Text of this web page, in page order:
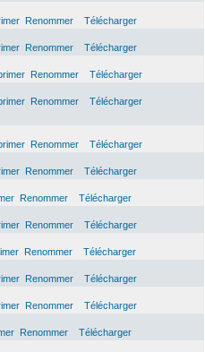
Renommer
Télécharger
Renommer
Télécharger
Renommer
Télécharger
Renommer
Télécharger
Renommer
Télécharger
Renommer
Télécharger
Renommer
Télécharger
Renommer
Télécharger
Renommer
Télécharger
Renommer
Télécharger
Renommer
Télécharger
Renommer
Télécharger